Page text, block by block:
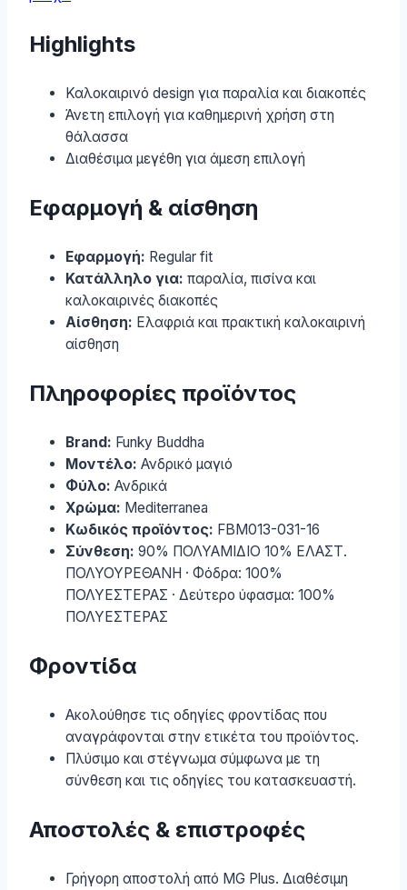
Highlights
Καλοκαιρινό design για παραλία και διακοπές
Άνετη επιλογή για καθημερινή χρήση στη
θάλασσα
Διαθέσιμα μεγέθη για άμεση επιλογή
Εφαρμογή & αίσθηση
Εφαρμογή: Regular fit
Κατάλληλο για: παραλία, πισίνα και
καλοκαιρινές διακοπές
Αίσθηση: Ελαφριά και πρακτική καλοκαιρινή
αίσθηση
Πληροφορίες προϊόντος
Brand: Funky Buddha
Μοντέλο: Ανδρικό μαγιό
Φύλο: Ανδρικά
Χρώμα: Mediterranea
Κωδικός προϊόντος: FBM013-031-16
Σύνθεση: 90% ΠΟΛΥΑΜΙΔΙΟ 10% ΕΛΑΣΤ.
ΠΟΛΥΟΥΡΕΘΑΝΗ · Φόδρα: 100%
ΠΟΛΥΕΣΤΕΡΑΣ · Δεύτερο ύφασμα: 100%
ΠΟΛΥΕΣΤΕΡΑΣ
Φροντίδα
Ακολούθησε τις οδηγίες φροντίδας που
αναγράφονται στην ετικέτα του προϊόντος.
Πλύσιμο και στέγνωμα σύμφωνα με τη
σύνθεση και τις οδηγίες του κατασκευαστή.
Αποστολές & επιστροφές
Γρήγορη αποστολή από MG Plus. Διαθέσιμη